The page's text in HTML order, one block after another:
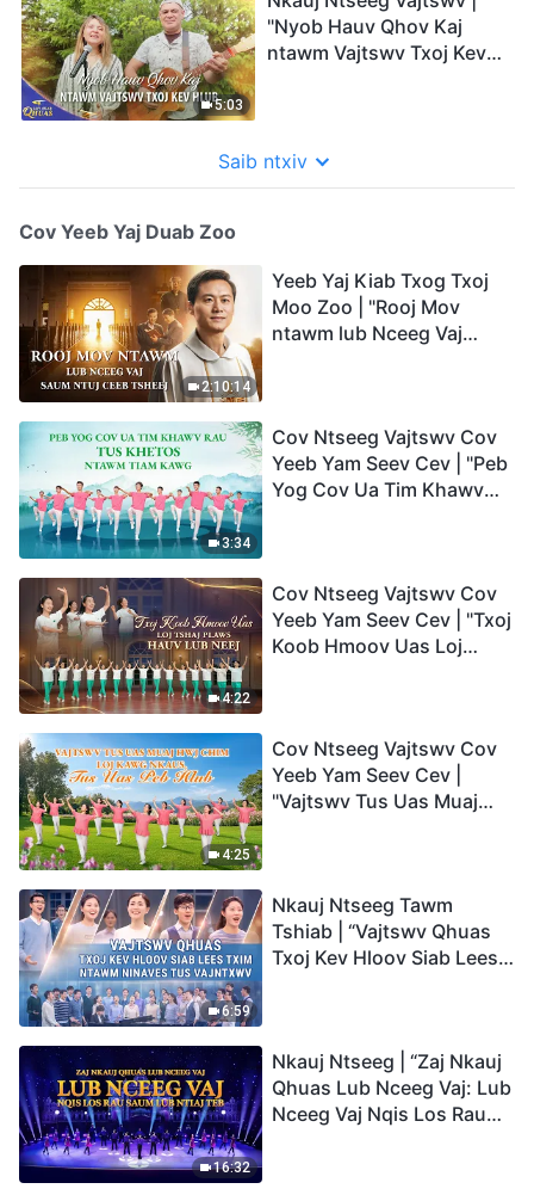
5:03
"Nyob Hauv Qhov Kaj
ntawm Vajtswv Txoj Kev
Saib ntxiv
Cov Yeeb Yaj Duab Zoo
2:10:14
Yeeb Yaj Kiab Txog Txoj
Moo Zoo | "Rooj Mov
ntawm lub Nceeg Vaj
3:34
Cov Ntseeg Vajtswv Cov
Yeeb Yam Seev Cev | "Peb
Yog Cov Ua Tim Khawv
4:22
Cov Ntseeg Vajtswv Cov
Yeeb Yam Seev Cev | "Txoj
Koob Hmoov Uas Loj
4:25
Cov Ntseeg Vajtswv Cov
Yeeb Yam Seev Cev |
"Vajtswv Tus Uas Muaj
6:59
Nkauj Ntseeg Tawm
Tshiab | “Vajtswv Qhuas
Txoj Kev Hloov Siab Lees
16:32
Nkauj Ntseeg | “Zaj Nkauj
Qhuas Lub Nceeg Vaj: Lub
Nceeg Vaj Nqis Los Rau